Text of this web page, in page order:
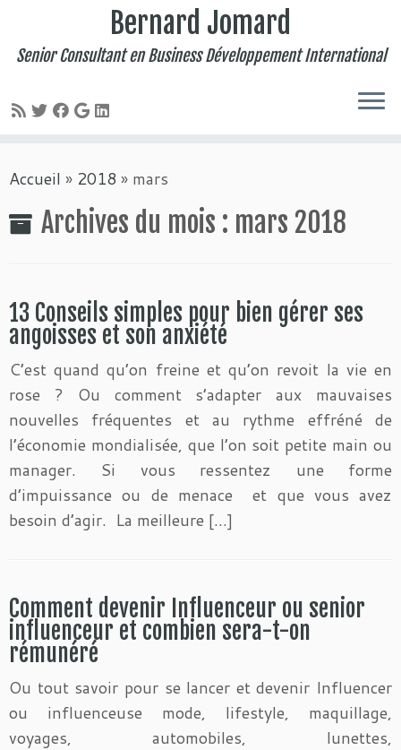
au
contenu
Bernard Jomard
Senior Consultant en Business Développement International
Accueil » 2018 » mars
Archives du mois : mars 2018
13 Conseils simples pour bien gérer ses
angoisses et son anxiété
C’est quand qu’on freine et qu’on revoit la vie en
rose ? Ou comment s’adapter aux mauvaises
nouvelles fréquentes et au rythme effréné de
l’économie mondialisée, que l’on soit petite main ou
manager. Si vous ressentez une forme
d’impuissance ou de menace et que vous avez
besoin d’agir. La meilleure […]
Comment devenir Influenceur ou senior
influenceur et combien sera-t-on
rémunéré
Ou tout savoir pour se lancer et devenir Influencer
ou influenceuse mode, lifestyle, maquillage,
voyages, automobiles, lunettes,